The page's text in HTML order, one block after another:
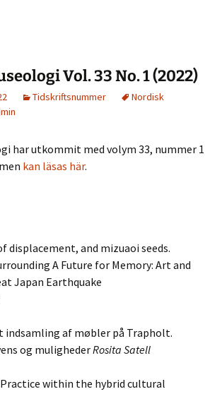
Vol. 33 No. 1 (2022)
Tidskriftsnummer
Nordisk
har utkommit med volym 33, nummer 1
kan läsas här.
displacement, and mizuaoi seeds.
A Future for Memory: Art and
Japan Earthquake
indsamling af møbler på Trapholt.
og mulighederRosita Satell
within the hybrid cultural